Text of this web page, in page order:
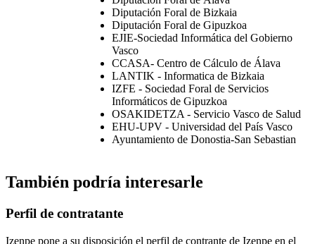
Diputación Foral de Bizkaia
Diputación Foral de Gipuzkoa
EJIE-Sociedad Informática del Gobierno
Vasco
CCASA- Centro de Cálculo de Álava
LANTIK - Informatica de Bizkaia
IZFE - Sociedad Foral de Servicios
Informáticos de Gipuzkoa
OSAKIDETZA - Servicio Vasco de Salud
EHU-UPV - Universidad del País Vasco
Ayuntamiento de Donostia-San Sebastian
También podría interesarle
Perfil de contratante
Izenpe pone a su disposición el perfil de contrante de Izenpe en el